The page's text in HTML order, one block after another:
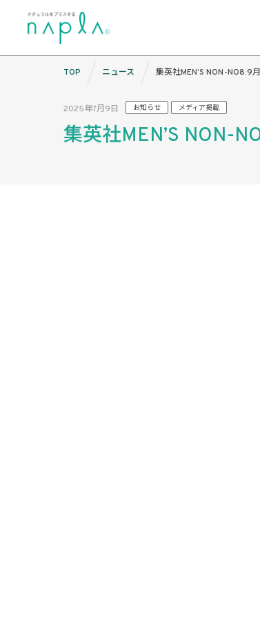
2025年7月9日 お知らせ メディア掲載
集英社MEN’S NON-
TOP ニュース 集英社MEN’S NON-NO8.9